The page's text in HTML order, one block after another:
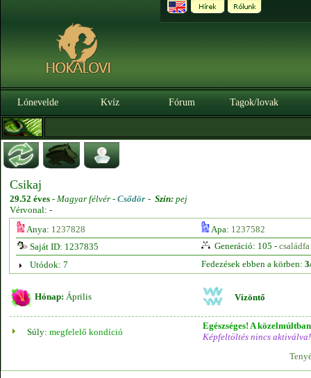
Lónevelde Kvíz Fórum Tagok/lovak
Csikaj
29.52 éves - Magyar félvér - Csődör - Szín: pej
Vérvonal: -
Anya: 1237828 Apa: 1237582
Saját ID: 1237835
Generáció: 105 - családfa
Utódok: 7
Fedezések ebben a körben:
Hónap: Április Vízöntő
Súly: megfelelő kondíció
Egészséges! A
Képfeltöltés nincs aktiválva!